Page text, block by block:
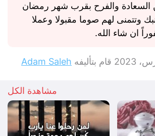
السعادة والفرح بقرب شهر رمضان
وتتمنى لهم صوما مقبولا وعملا
ان شاء الله.
قام بتأليفه Adam Saleh
مشاهدة الكل